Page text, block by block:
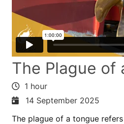
The Plague of
1 hour
14 September 2025
The plague of a tongue